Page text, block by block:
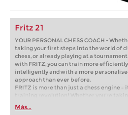
Fritz 21
YOUR PERSONAL CHESS COACH -
taking your first steps into the world of
chess, or already playing at a
with FRITZ, you can train more
intelligently and with a more
approach than ever before.
FRITZ is more than just a chess engine –
training revolution! Whether you’re
first steps into the world of club chess, or
playing at a tournament level: with FRITZ,
Más...